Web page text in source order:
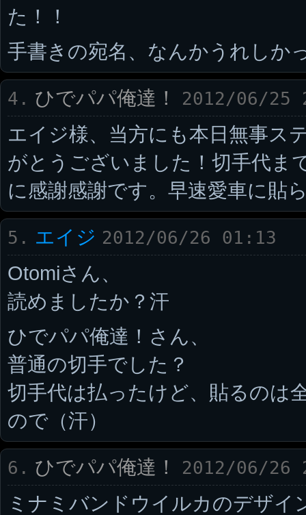
た！！
手書きの宛名、なんかうれしか
4. ひでパパ俺達！ 2012/06/25
エイジ様、当方にも本日無事ス
がとうございました！切手代ま
に感謝感謝です。早速愛車に貼
5. エイジ 2012/06/26 01:13
Otomiさん、
読めましたか？汗
ひでパパ俺達！さん、
普通の切手でした？
切手代は払ったけど、貼るのは
ので（汗）
6. ひでパパ俺達！ 2012/06/26
ミナミバンドウイルカのデザイ